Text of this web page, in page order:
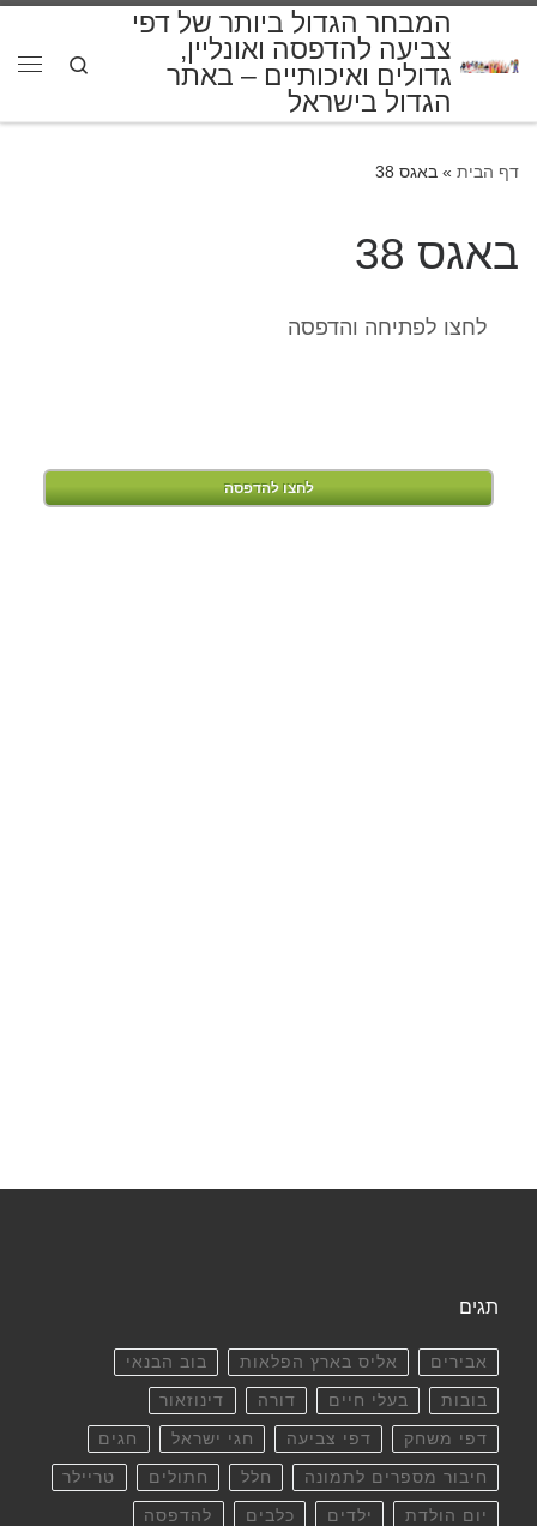
המבחר הגדול ביותר של דפי
צביעה להדפסה ואונליין,
גדולים ואיכותיים – באתר
הגדול בישראל
Search
דף הבית » באגס 38
באגס 38
לחצו לפתיחה והדפסה
לחצו להדפסה
תגים
אבירים אליס בארץ הפלאות בוב הבנאי
בובות בעלי חיים דורה דינוזאור
דפי משחק דפי צביעה חגי ישראל חגים
חיבור מספרים לתמונה חלל חתולים טריילר
יום הולדת ילדים כלבים להדפסה